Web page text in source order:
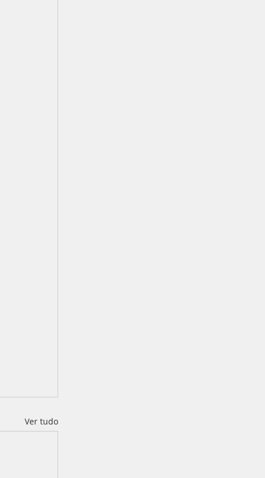
Ver tudo